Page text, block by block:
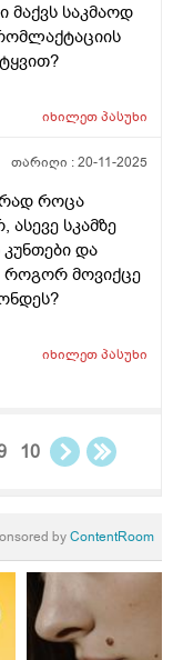
საკმაოდ
იხილეთპასუხი
თარიღი :20-11-2025
როცა
სკამზე
და
როგორ მოვიქცე
იხილეთპასუხი
10
byContentRoom